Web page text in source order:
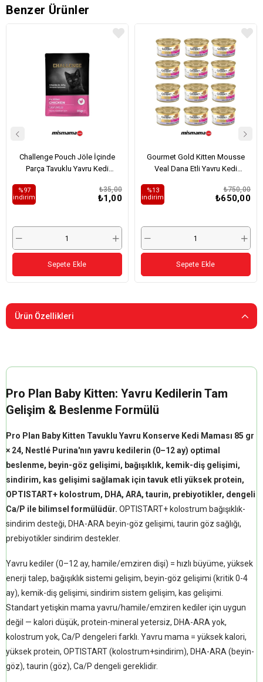
Benzer Ürünler
Challenge Pouch Jöle İçinde
Parça Tavuklu Yavru Kedi
₺1,00
₺35,00
%97
i̇ndirim
Sepete Ekle
Gourmet Gold Kitten Mousse
Veal Dana Etli Yavru Kedi
₺650,00
₺750,00
%13
i̇ndirim
Sepete Ekle
Ürün Özellikleri
Pro Plan Baby Kitten: Yavru Kedilerin Tam
Gelişim & Beslenme Formülü
Pro Plan Baby Kitten Tavuklu Yavru Konserve Kedi Maması 85 gr
× 24, Nestlé Purina'nın yavru kedilerin (0–12 ay) optimal
beslenme, beyin-göz gelişimi, bağışıklık, kemik-diş gelişimi,
sindirim, kas gelişimi sağlamak için tavuk etli yüksek protein,
OPTISTART+ kolostrum, DHA, ARA, taurin, prebiyotikler, dengeli
Ca/P ile bilimsel formülüdür. OPTISTART+ kolostrum bağışıklık-
sindirim desteği, DHA-ARA beyin-göz gelişimi, taurin göz sağlığı,
prebiyotikler sindirim destekler.
Yavru kediler (0–12 ay, hamile/emziren dişi) = hızlı büyüme, yüksek
enerji talep, bağışıklık sistemi gelişim, beyin-göz gelişimi (kritik 0-4
ay), kemik-diş gelişimi, sindirim sistem gelişim, kas gelişimi.
Standart yetişkin mama yavru/hamile/emziren kediler için uygun
değil — kalori düşük, protein-mineral yetersiz, DHA-ARA yok,
kolostrum yok, Ca/P dengeleri farklı. Yavru mama = yüksek kalori,
yüksek protein, OPTISTART (kolostrum+sindirim), DHA-ARA (beyin-
göz), taurin (göz), Ca/P dengeli gereklidir.